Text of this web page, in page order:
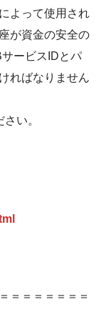
よって使用され
が資金の安全の
ービスIDとパ
ればなりません
い。
＝＝＝＝＝＝＝